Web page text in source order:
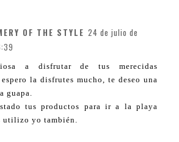
OF THE STYLE 24 de julio de
a disfrutar de tus merecidas
la disfrutes mucho, te deseo una
guapa.
tus productos para ir a la playa
utilizo yo también.